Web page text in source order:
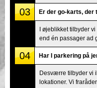
03 Er der go-karts, der
I øjeblikket tilbyder
end én passager ad
04 Har I parkering på
Desværre tilbyder vi
lokationer. Vi